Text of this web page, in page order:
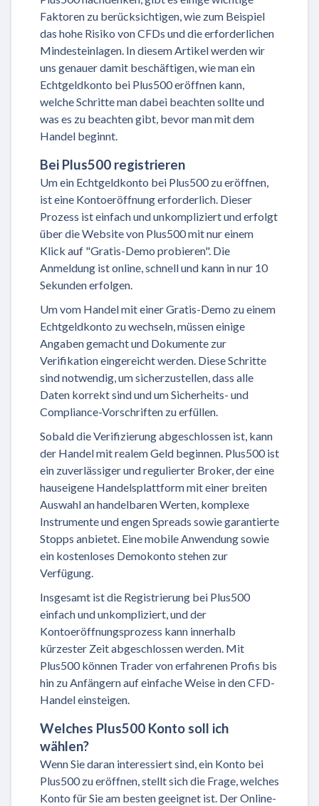
Faktoren zu berücksichtigen, wie zum Beispiel
das hohe Risiko von CFDs und die erforderlichen
Mindesteinlagen. In diesem Artikel werden wir
uns genauer damit beschäftigen, wie man ein
Echtgeldkonto bei Plus500 eröffnen kann,
welche Schritte man dabei beachten sollte und
was es zu beachten gibt, bevor man mit dem
Handel beginnt.
Bei Plus500 registrieren
Um ein Echtgeldkonto bei Plus500 zu eröffnen,
ist eine Kontoeröffnung erforderlich. Dieser
Prozess ist einfach und unkompliziert und erfolgt
über die Website von Plus500 mit nur einem
Klick auf "Gratis-Demo probieren". Die
Anmeldung ist online, schnell und kann in nur 10
Sekunden erfolgen.
Um vom Handel mit einer Gratis-Demo zu einem
Echtgeldkonto zu wechseln, müssen einige
Angaben gemacht und Dokumente zur
Verifikation eingereicht werden. Diese Schritte
sind notwendig, um sicherzustellen, dass alle
Daten korrekt sind und um Sicherheits- und
Compliance-Vorschriften zu erfüllen.
Sobald die Verifizierung abgeschlossen ist, kann
der Handel mit realem Geld beginnen. Plus500 ist
ein zuverlässiger und regulierter Broker, der eine
hauseigene Handelsplattform mit einer breiten
Auswahl an handelbaren Werten, komplexe
Instrumente und engen Spreads sowie garantierte
Stopps anbietet. Eine mobile Anwendung sowie
ein kostenloses Demokonto stehen zur
Verfügung.
Insgesamt ist die Registrierung bei Plus500
einfach und unkompliziert, und der
Kontoeröffnungsprozess kann innerhalb
kürzester Zeit abgeschlossen werden. Mit
Plus500 können Trader von erfahrenen Profis bis
hin zu Anfängern auf einfache Weise in den CFD-
Handel einsteigen.
Welches Plus500 Konto soll ich
wählen?
Wenn Sie daran interessiert sind, ein Konto bei
Plus500 zu eröffnen, stellt sich die Frage, welches
Konto für Sie am besten geeignet ist. Der Online-